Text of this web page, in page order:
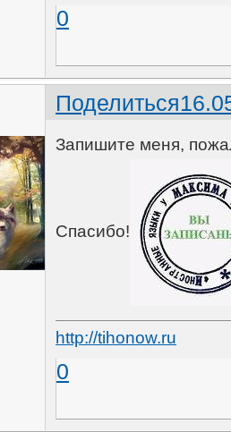
0
Поделиться
Запишите меня,
Спасибо!
http://tihonow.ru
0